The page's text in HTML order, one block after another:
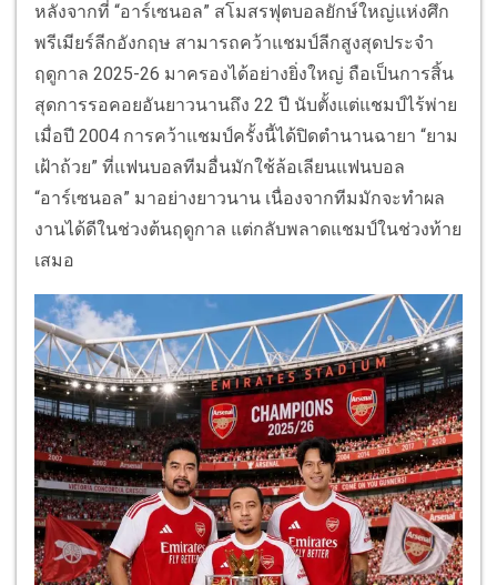
หลังจากที่ “อาร์เซนอล” สโมสรฟุตบอลยักษ์ใหญ่แห่งศึก
พรีเมียร์ลีกอังกฤษ สามารถคว้าแชมป์ลีกสูงสุดประจำ
ฤดูกาล 2025-26 มาครองได้อย่างยิ่งใหญ่ ถือเป็นการสิ้น
สุดการรอคอยอันยาวนานถึง 22 ปี นับตั้งแต่แชมป์ไร้พ่าย
เมื่อปี 2004 การคว้าแชมป์ครั้งนี้ได้ปิดตำนานฉายา “ยาม
เฝ้าถ้วย” ที่แฟนบอลทีมอื่นมักใช้ล้อเลียนแฟนบอล
“อาร์เซนอล” มาอย่างยาวนาน เนื่องจากทีมมักจะทำผล
งานได้ดีในช่วงต้นฤดูกาล แต่กลับพลาดแชมป์ในช่วงท้าย
เสมอ